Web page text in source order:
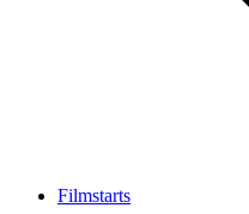
Filmstarts